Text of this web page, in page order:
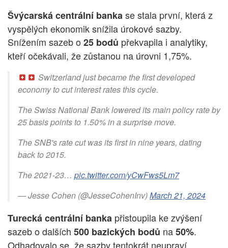
Švýcarská centrální bankase stala první, která z
vyspělých ekonomik snížila úrokové sazby.
Snížením sazeb o 25 bodů překvapila i analytiky,
kteří očekávali, že zůstanou na úrovni 1,75%.
Switzerland just became the first developed
economy to cut interest rates this cycle.
The Swiss National Bank lowered its main policy rate by
25 basis points to 1.50% in a surprise move.
The SNB's rate cut was its first in nine years, dating
back to 2015.
The 2021-23… pic.twitter.com/yCwFws5Lm7
— Jesse Cohen (@JesseCohenInv)March 21, 2024
Turecká centrální banka přistoupila ke zvýšení
sazeb o dalších 500 bazických bodů na50%.
Odhadovalo se, že sazby tentokrát neupraví.